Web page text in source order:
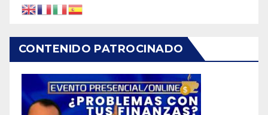
CONTENIDO PATROCINADO